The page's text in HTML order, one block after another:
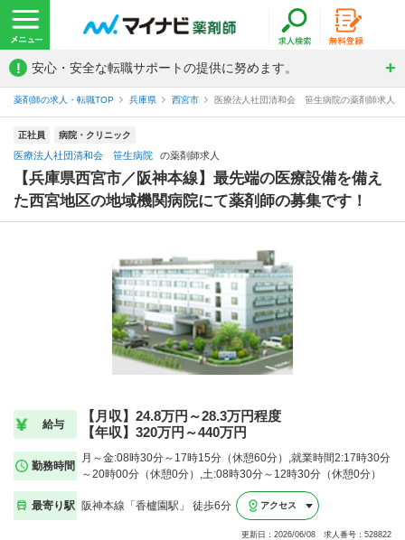
! 安心・安全な転職サポートの提供に努めます。
薬剤師の求人・転職TOP 兵庫県 西宮市 医療法人社団清和会 笹生病院の薬剤師求人
正社員 病院・クリニック
医療法人社団清和会 笹生病院 の薬剤師求人
【兵庫県西宮市／阪神本線】最先端の医療設備を備え
た西宮地区の地域機関病院にて薬剤師の募集です！
給与
【月収】24.8万円～28.3万円程度
【年収】320万円～440万円
勤務時間
月～金:08時30分～17時15分（休憩60分）,就業時間2:17時30分
～20時00分（休憩0分）,土:08時30分～12時30分（休憩0分）
最寄り駅 阪神本線「香櫨園駅」 徒歩6分 アクセス
更新日：2026/06/08 求人番号：528822